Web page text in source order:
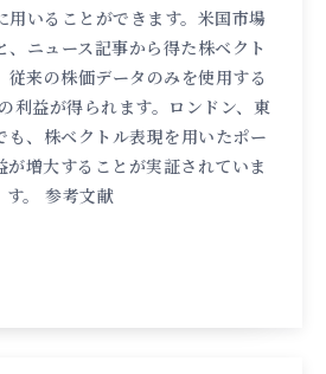
用いることができます。米国市場
、ニュース記事から得た株ベクト
従来の株価データのみを使用する
利益が得られます。ロンドン、東
も、株ベクトル表現を用いたポー
が増大することが実証されていま
す。 参考文献